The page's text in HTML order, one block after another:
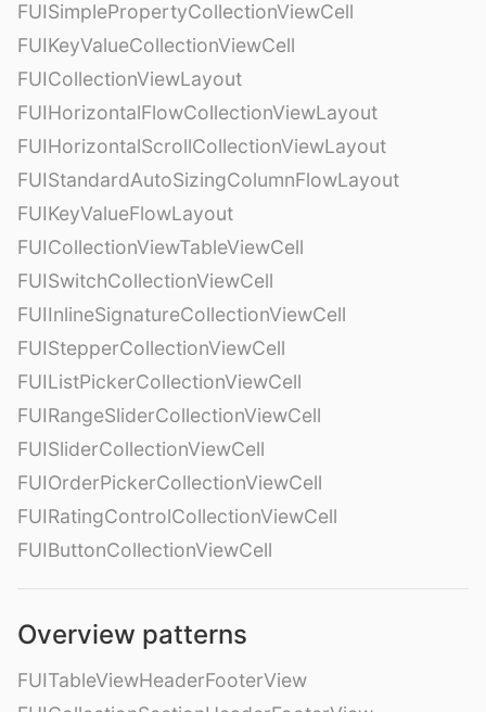
FUISimplePropertyCollectionViewCell
FUIKeyValueCollectionViewCell
FUICollectionViewLayout
FUIHorizontalFlowCollectionViewLayout
FUIHorizontalScrollCollectionViewLayout
FUIStandardAutoSizingColumnFlowLayout
FUIKeyValueFlowLayout
FUICollectionViewTableViewCell
FUISwitchCollectionViewCell
FUIInlineSignatureCollectionViewCell
FUIStepperCollectionViewCell
FUIListPickerCollectionViewCell
FUIRangeSliderCollectionViewCell
FUISliderCollectionViewCell
FUIOrderPickerCollectionViewCell
FUIRatingControlCollectionViewCell
FUIButtonCollectionViewCell
Overview patterns
FUITableViewHeaderFooterView